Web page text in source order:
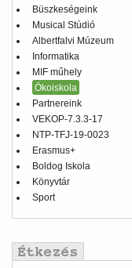
Büszkeségeink
Musical Stúdió
Albertfalvi Múzeum
Informatika
MIF műhely
Ökoiskola
Partnereink
VEKOP-7.3.3-17
NTP-TFJ-19-0023
Erasmus+
Boldog Iskola
Könyvtár
Sport